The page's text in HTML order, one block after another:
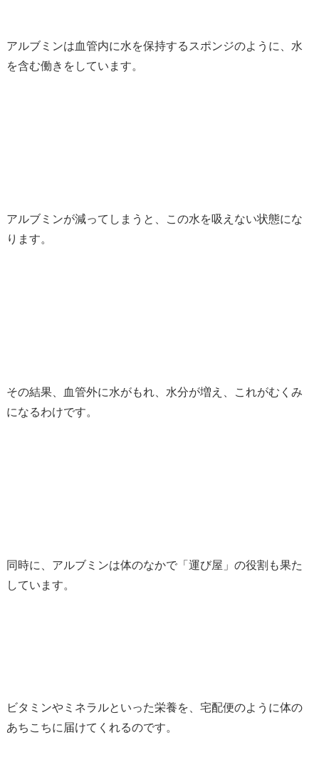
アルブミンは血管内に水を保持するスポンジのように、水
を含む働きをしています。
アルブミンが減ってしまうと、この水を吸えない状態にな
ります。
その結果、血管外に水がもれ、水分が増え、これがむくみ
になるわけです。
同時に、アルブミンは体のなかで「運び屋」の役割も果た
しています。
ビタミンやミネラルといった栄養を、宅配便のように体の
あちこちに届けてくれるのです。